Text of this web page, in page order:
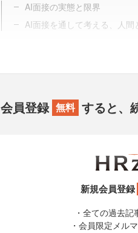
AI面接の実態と限界
AI面接を通して考える、人間
会員登録 無料 すると、
新規会員登録
・全ての過去
・会員限定メル